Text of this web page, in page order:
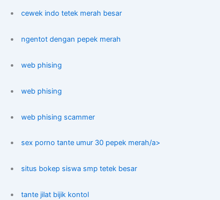
cewek indo tetek merah besar
ngentot dengan pepek merah
web phising
web phising
web phising scammer
sex porno tante umur 30 pepek merah/a>
situs bokep siswa smp tetek besar
tante jilat bijik kontol